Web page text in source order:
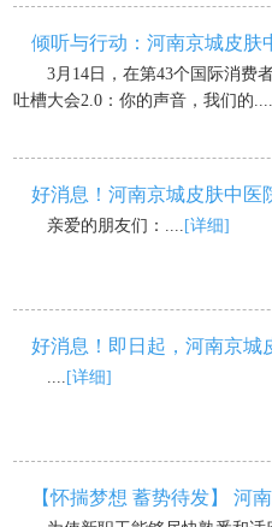
倾听与行动：河南京城皮肤
3月14日，在第43个国际消费
吐槽大会2.0：你的声音，我们的....
好消息！河南京城皮肤中医
亲爱的朋友们：.... [详细]
好消息！即日起，河南京城
[详细]
【怀揣梦想 蓄势待发】 河